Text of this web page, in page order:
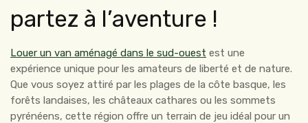
partez à l’aventure !
Louer un van aménagé dans le sud-ouest est une
expérience unique pour les amateurs de liberté et de nature.
Que vous soyez attiré par les plages de la côte basque, les
forêts landaises, les châteaux cathares ou les sommets
pyrénéens, cette région offre un terrain de jeu idéal pour un